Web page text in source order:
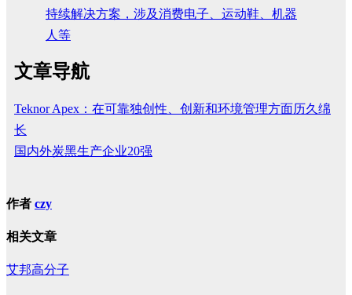
持续解决方案，涉及消费电子、运动鞋、机器
人等
文章导航
Teknor Apex：在可靠独创性、创新和环境管理方面历久绵
长
国内外炭黑生产企业20强
作者 czy
相关文章
艾邦高分子